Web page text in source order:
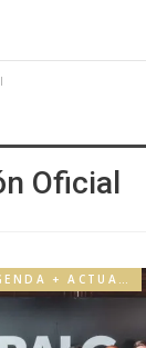
Oficial